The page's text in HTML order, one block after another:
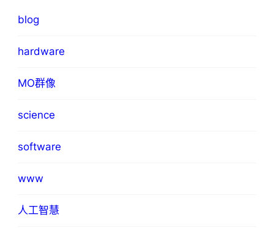
blog
hardware
MO群像
science
software
www
人工智慧